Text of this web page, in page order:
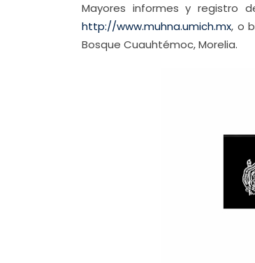
Mayores informes y registro
http://www.muhna.umich.mx, o
Bosque Cuauhtémoc, Morelia.